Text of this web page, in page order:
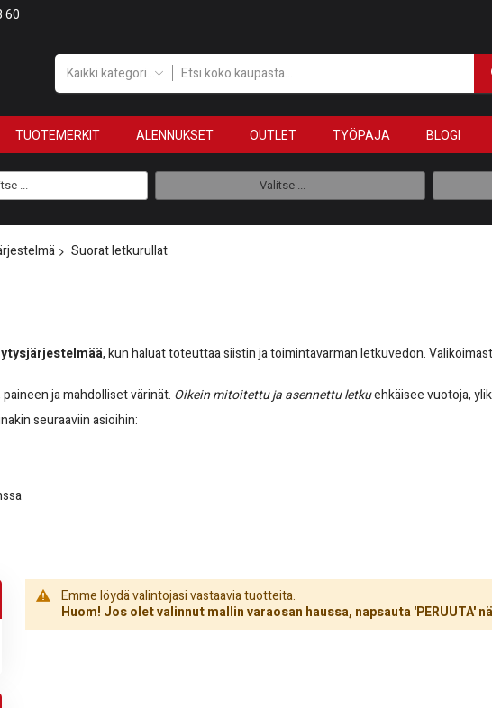
60
Kaikki kategoriat
TUOTEMERKIT ALENNUKSET OUTLET TYÖPAJA BLOGI
... Valitse ...
Suorat letkurullat
, kun haluat toteuttaa siistin ja toimintavarman letkuvedon.
ja mahdolliset värinät. Oikein mitoitettu ja asennettu letkuehkäisee vuotoja,
seuraaviin asioihin:
Emme löydä valintojasi vastaavia tuotteita.
Huom! Jos olet valinnut mallin varaosan haussa, napsauta 'PERUUTA'